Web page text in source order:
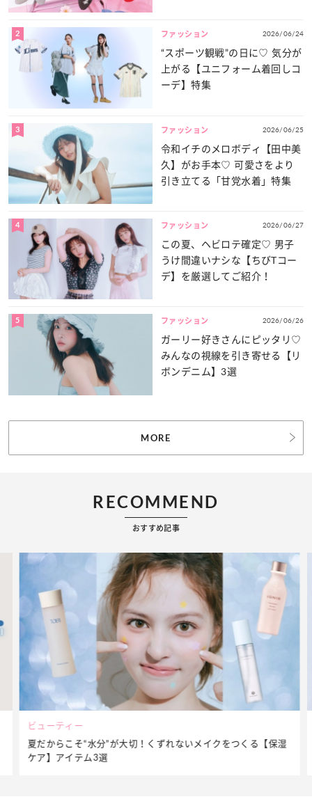
2 ファッション 2026/06/24
“スポーツ観戦”の日に♡ 気分が
上がる【ユニフォーム着回しコ
ーデ】特集
3 ファッション 2026/06/25
令和イチのメロボディ【田中美
久】がお手本♡ 可愛さをより
引き立てる「甘党水着」特集
4 ファッション 2026/06/27
この夏、ヘビロテ確定♡ 男子
うけ間違いナシな【ちびTコー
デ】を厳選してご紹介！
5 ファッション 2026/06/26
ガーリー好きさんにピッタリ♡
みんなの視線を引き寄せる【リ
ボンデニム】3選
MORE
RECOMMEND
おすすめ記事
ビューティー
夏だからこそ“水分”が大切！くずれないメイクをつくる【保湿
ケア】アイテム3選